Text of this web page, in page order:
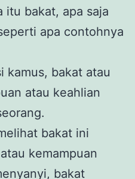
itu bakat, apa saja
apa contohnya
kamus, bakat atau
atau keahlian
bakat ini
kemampuan
bakat